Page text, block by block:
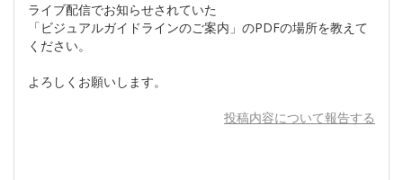
ライブ配信でお知らせされていた
「ビジュアルガイドラインのご案内」のPDFの場所を教えて
ください。
よろしくお願いします。
投稿内容について報告する